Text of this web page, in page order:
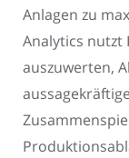
Anlagen zu
Analytics nutzt
auszuwerten,